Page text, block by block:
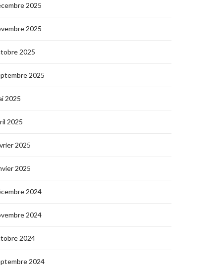
2025
2025
2025
2025
2025
2025
2025
2025
2024
2024
2024
2024